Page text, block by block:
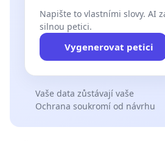
Napište to vlastními slovy. AI
silnou petici.
Vygenerovat petici
Vaše data zůstávají vaše
Ochrana soukromí od návrhu